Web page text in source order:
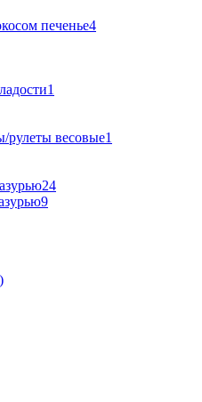
печенье4
1
рулеты весовые1
24
9